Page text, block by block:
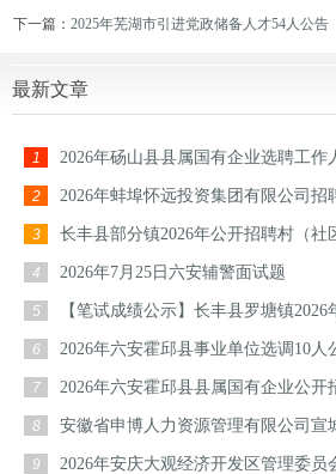
下一篇：2025年芜湖市引进党政储备人才54人公告
最新文章
1 2026年砀山县县属国有企业选聘工作
2 2026年蚌埠怀远投资集团有限公司招
3 长丰县部分镇2026年公开招聘村（社
4 2026年7月25日六安辅警面试题
5 【笔试成绩公示】长丰县罗塘镇2026
6 2026年六安霍邱县事业单位选调10人
7 2026年六安霍邱县县属国有企业公开
8 安徽省申博人力资源管理有限公司宣
9 2026年安庆大观经济开发区管理委员